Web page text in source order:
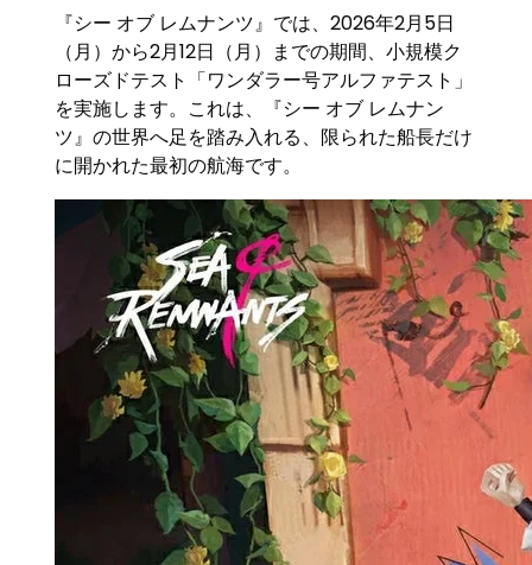
『シー オブ レムナンツ』では、2026年2月5日
（月）から2月12日（月）までの期間、小規模ク
ローズドテスト「ワンダラー号アルファテスト」
を実施します。これは、『シー オブ レムナン
ツ』の世界へ足を踏み入れる、限られた船長だけ
に開かれた最初の航海です。